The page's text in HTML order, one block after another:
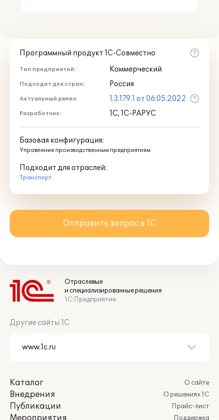
Программный продукт 1С-Совместно
Тип предприятий: Коммерческий
Подходит для стран: Россия
Актуальный релиз: 1.3.179.1 от 06.05.2022
Разработчик: 1С, 1С-РАРУС
Базовая конфигурация:
Управление производственным предприятием
Подходит для отраслей:
Транспорт
Отправить запрос в 1С
Отраслевые
и специализированные решения
1С:Предприятие
Другие сайты 1С
Каталог
Внедрения
Публикации
Мероприятия
О сайте
О решениях 1С
Прайс-лист
Поддержка